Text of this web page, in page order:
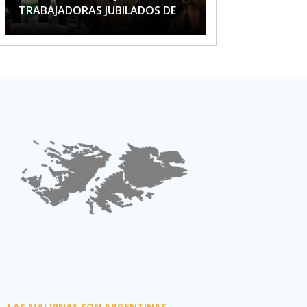
TRABAJADORAS JUBILADOS DE
APTA